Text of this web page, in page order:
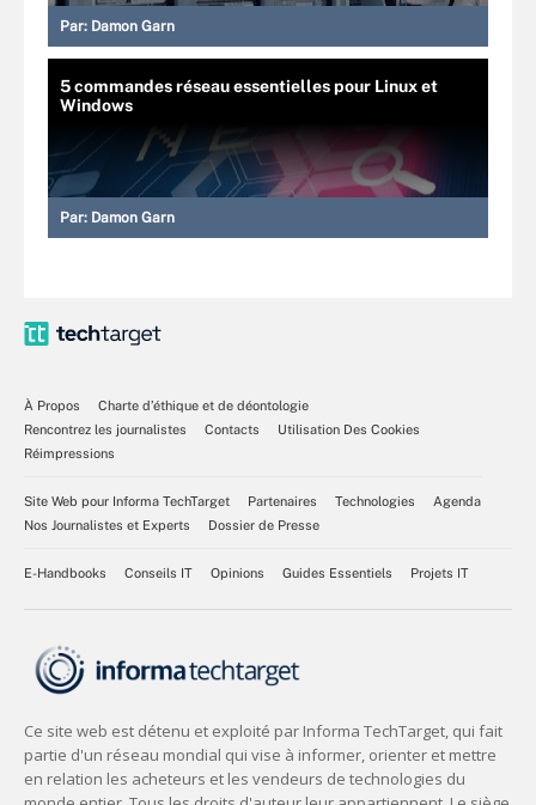
Par: Damon Garn
5 commandes réseau essentielles pour Linux et
Windows
Par: Damon Garn
À Propos
Charte d’éthique et de déontologie
Rencontrez les journalistes
Contacts
Utilisation Des Cookies
Réimpressions
Site Web pour Informa TechTarget Partenaires Technologies
Agenda
Nos Journalistes et Experts
Dossier de Presse
E-Handbooks Conseils IT Opinions Guides Essentiels Projets IT